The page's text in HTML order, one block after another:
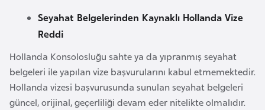
Seyahat Belgelerinden Kaynaklı Hollanda Vize
Reddi
Hollanda Konsolosluğu sahte ya da yıpranmış seyahat
belgeleri ile yapılan vize başvurularını kabul etmemektedir.
Hollanda vizesi başvurusunda sunulan seyahat belgeleri
güncel, orijinal, geçerliliği devam eder nitelikte olmalıdır.
c
a
n